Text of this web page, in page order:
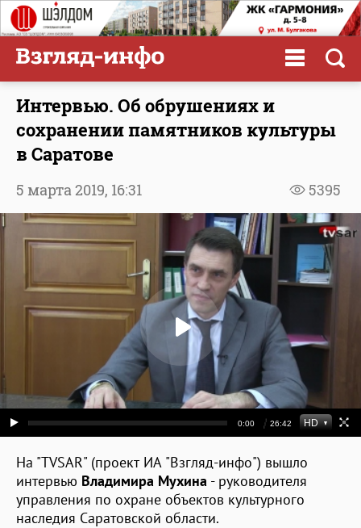
Интервью. Об обрушениях и
сохранении памятников культуры
в Саратове
5395
5 марта 2019, 16:31
На "TVSAR" (проект ИА "Взгляд-инфо") вышло
интервью Владимира Мухина - руководителя
управления по охране объектов культурного
наследия Саратовской области.